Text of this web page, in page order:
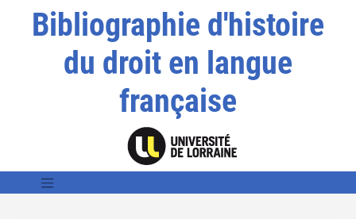
Bibliographie d'histoire
du droit en langue
française